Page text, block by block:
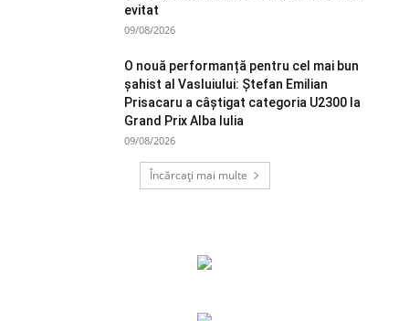
evitat
09/08/2026
O nouă performanță pentru cel mai bun
șahist al Vasluiului: Ștefan Emilian
Prisacaru a câștigat categoria U2300 la
Grand Prix Alba Iulia
09/08/2026
Încărcați mai multe